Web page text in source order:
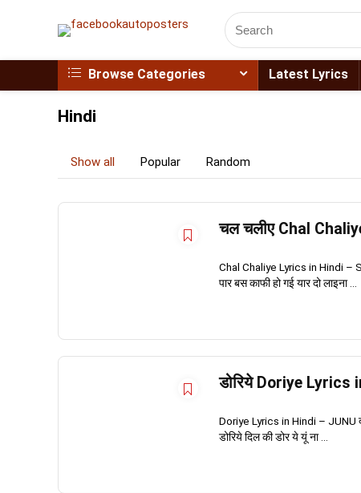
Browse Categories Latest Lyrics
Hindi
Show all Popular Random
चल चलीए Chal
Chal Chaliye Lyrics in Hindi –
पार बस काफी हो गई यार दो लाइना ...
डोरिये Doriye
Doriye Lyrics in Hindi – JUNU
डोरिये दिल की डोर ये यूं ना ...